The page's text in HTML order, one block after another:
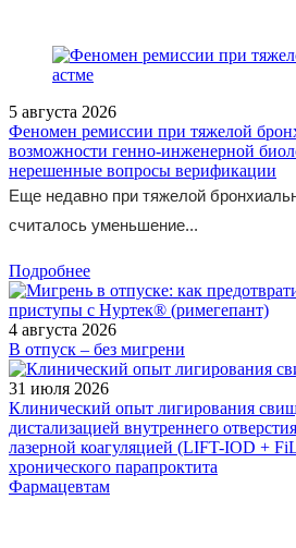
5 августа 2026
Феномен ремиссии при тяжелой
возможности генно-инженерной
нерешенные вопросы верификации
Еще недавно при тяжелой
считалось уменьшение...
Подробнее
4 августа 2026
В отпуск – без мигрени
31 июля 2026
Клинический опыт лигирования
дистализацией внутреннего
лазерной коагуляцией (LIFT-IOD +
хронического парапроктита
Фармацевтам